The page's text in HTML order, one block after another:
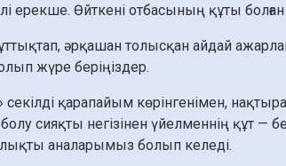
ерекше. Өйткені отбасының құты
әрқашан толысқан айдай
жүре беріңіздер.
қарапайым көрінгенімен,
сияқты негізінен үйелменнің құт
аналарымыз болып келеді.